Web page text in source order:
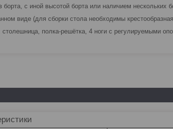
борта, с иной высотой борта или наличием нескольких
виде (для сборки стола необходимы
полка-решётка, 4 ноги с регулируемыми